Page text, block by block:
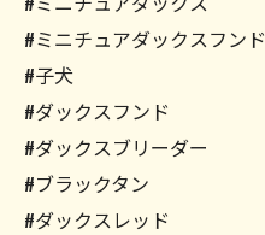
#ミニチュアダックスフンド
#子犬
#ダックスフンド
#ダックスブリーダー
#ブラックタン
#ダックスレッド